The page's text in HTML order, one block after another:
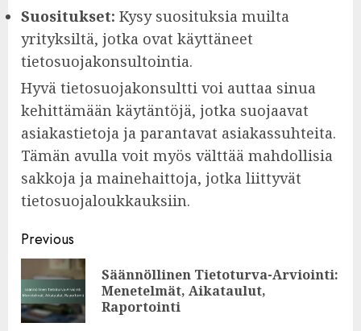
Suositukset: Kysy suosituksia muilta
yrityksiltä, jotka ovat käyttäneet
tietosuojakonsultointia.
Hyvä tietosuojakonsultti voi auttaa sinua
kehittämään käytäntöjä, jotka suojaavat
asiakastietoja ja parantavat asiakassuhteita.
Tämän avulla voit myös välttää mahdollisia
sakkoja ja mainehaittoja, jotka liittyvät
tietosuojaloukkauksiin.
Post
navigation
Previous
Säännöllinen Tietoturva-Arviointi:
Menetelmät, Aikataulut,
Raportointi